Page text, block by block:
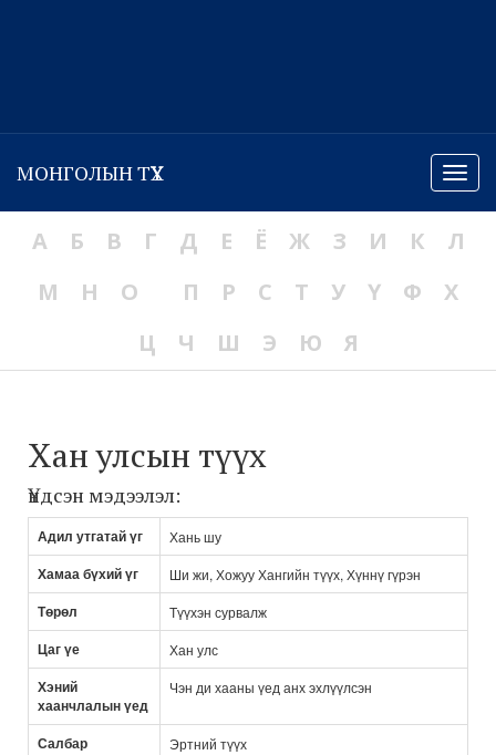
Menu
МОНГОЛЫН ТҮҮХ
А Б В Г Д Е Ё Ж З И К
Л
М
Н О П Р С Т У Ү Ф
Х
Ц
Ч Ш Э Ю Я
Хан улсын түүх
Үндсэн мэдээлэл:
Адил утгатай үг Хань шу
Хамаа бүхий үг Ши жи, Хожуу Хангийн түүх, Хүннү гүрэн
Төрөл Түүхэн сурвалж
Цаг үе Хан улс
Хэний
хаанчлалын үед
Чэн ди хааны үед анх эхлүүлсэн
Салбар Эртний түүх